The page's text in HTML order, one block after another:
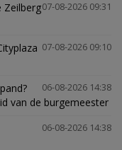
07-08-2026 09:31
Zeilberg
07-08-2026 09:10
06-08-2026 14:38
van de burgemeester
06-08-2026 14:38